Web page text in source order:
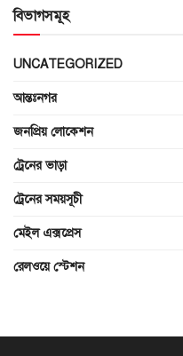
বিভাগসমূহ
UNCATEGORIZED
আন্তঃনগর
জনপ্রিয় লোকেশন
ট্রেনের ভাড়া
ট্রেনের সময়সূচী
মেইল এক্সপ্রেস
রেলওয়ে স্টেশন